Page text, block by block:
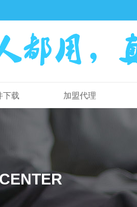
下载 加盟代理